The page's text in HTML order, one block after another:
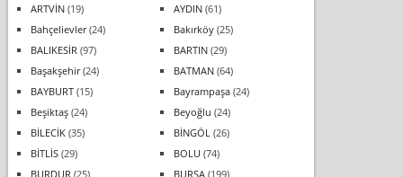
ARTVİN(19) AYDIN(61)
Bahçelievler(24) Bakırköy(25)
BALIKESİR (97) BARTIN(29)
Başakşehir(24) BATMAN(64)
BAYBURT(15) Bayrampaşa(24)
Beşiktaş(24) Beyoğlu (24)
BİLECİK(35) BİNGÖL (26)
BİTLİS(29) BOLU (74)
BURDUR (25) BURSA(199)